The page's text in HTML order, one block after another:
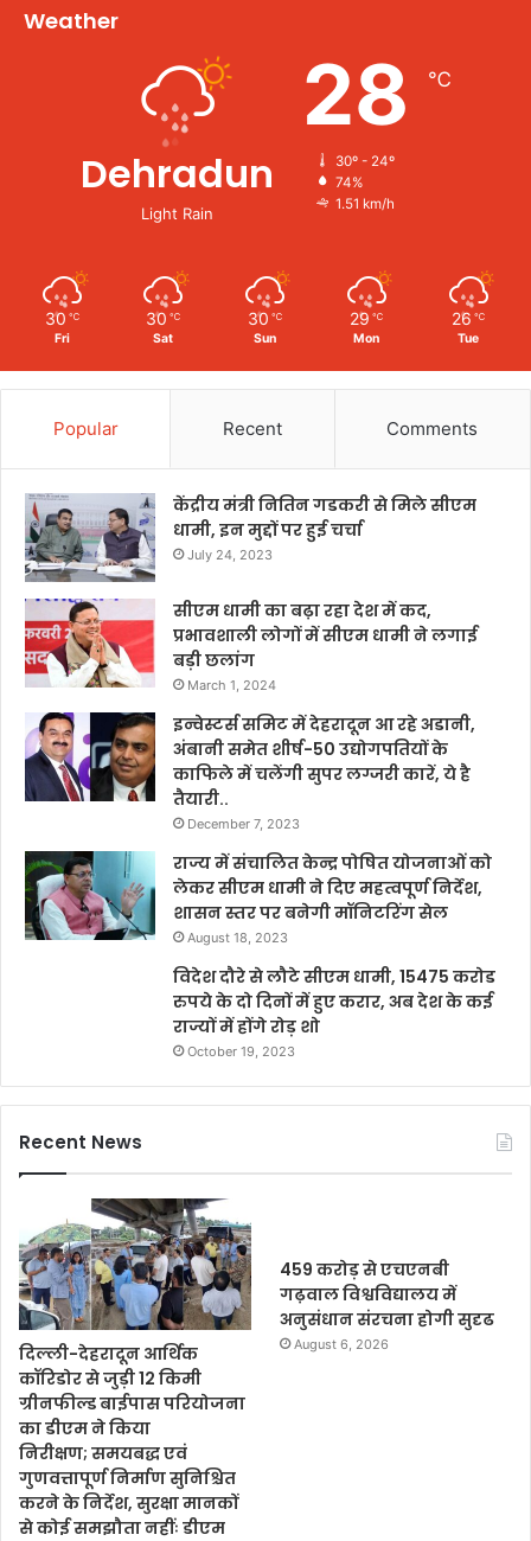
Weather
Dehradun
Light Rain
28 ℃
30º - 24º
74%
1.51 km/h
30 ℃
Fri
30 ℃
Sat
30 ℃
Sun
29 ℃
Mon
26 ℃
Tue
Popular Recent Comments
केंद्रीय मंत्री नितिन गडकरी से मिले सीएम
धामी, इन मुद्दों पर हुई चर्चा
July 24, 2023
सीएम धामी का बढ़ा रहा देश में कद,
प्रभावशाली लोगों में सीएम धामी ने लगाई
बड़ी छलांग
March 1, 2024
इन्वेस्टर्स समिट में देहरादून आ रहे अडानी,
अंबानी समेत शीर्ष-50 उद्योगपतियों के
काफिले में चलेंगी सुपर लग्जरी कारें, ये है
तैयारी..
December 7, 2023
राज्य में संचालित केन्द्र पोषित योजनाओं को
लेकर सीएम धामी ने दिए महत्वपूर्ण निर्देश,
शासन स्तर पर बनेगी मॉनिटरिंग सेल
August 18, 2023
विदेश दौरे से लौटे सीएम धामी, 15475 करोड
रुपये के दो दिनों में हुए करार, अब देश के कई
राज्यों में होंगे रोड़ शो
October 19, 2023
Recent News
दिल्ली-देहरादून आर्थिक
कॉरिडोर से जुड़ी 12 किमी
ग्रीनफील्ड बाईपास परियोजना
का डीएम ने किया
निरीक्षण; समयबद्ध एवं
गुणवत्तापूर्ण निर्माण सुनिश्चित
करने के निर्देश, सुरक्षा मानकों
से कोई समझौता नहींः डीएम
459 करोड़ से एचएनबी
गढ़वाल विश्वविद्यालय में
अनुसंधान संरचना होगी सुदृढ
August 6, 2026